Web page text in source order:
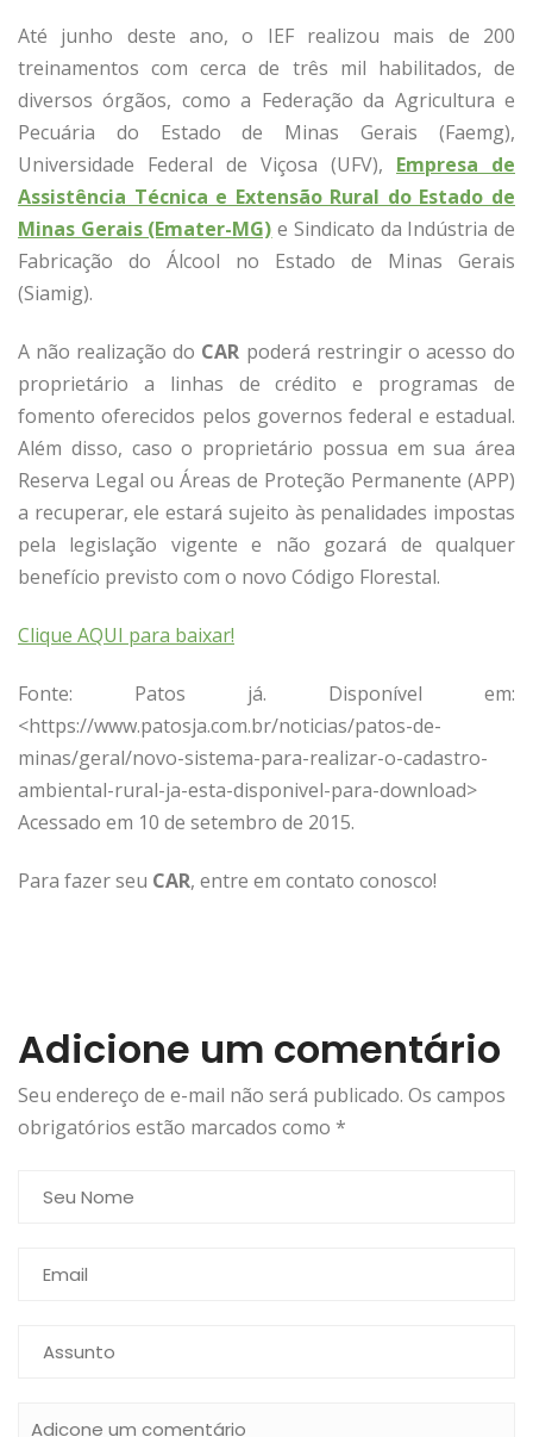
Até junho deste ano, o IEF realizou mais de 200
treinamentos com cerca de três mil habilitados, de
diversos órgãos, como a Federação da Agricultura e
Pecuária do Estado de Minas Gerais (Faemg),
Universidade Federal de Viçosa (UFV), Empresa de
Assistência Técnica e Extensão Rural do Estado de
Minas Gerais (Emater-MG) e Sindicato da Indústria de
Fabricação do Álcool no Estado de Minas Gerais
(Siamig).
A não realização do CAR poderá restringir o acesso do
proprietário a linhas de crédito e programas de
fomento oferecidos pelos governos federal e estadual.
Além disso, caso o proprietário possua em sua área
Reserva Legal ou Áreas de Proteção Permanente (APP)
a recuperar, ele estará sujeito às penalidades impostas
pela legislação vigente e não gozará de qualquer
benefício previsto com o novo Código Florestal.
Clique AQUI para baixar!
Fonte: Patos já. Disponível em:
<https://www.patosja.com.br/noticias/patos-de-
minas/geral/novo-sistema-para-realizar-o-cadastro-
ambiental-rural-ja-esta-disponivel-para-download>
Acessado em 10 de setembro de 2015.
Para fazer seu CAR, entre em contato conosco!
Adicione um comentário
Seu endereço de e-mail não será publicado. Os campos
obrigatórios estão marcados como *